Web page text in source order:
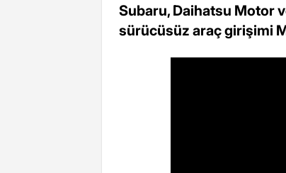
Subaru, Daihatsu Motor
sürücüsüz araç girişimi